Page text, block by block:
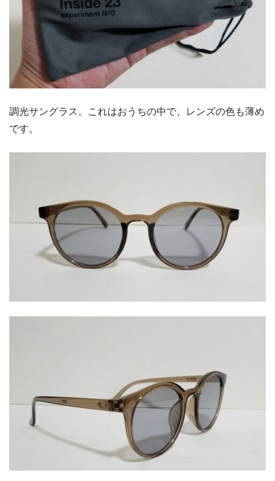
調光サングラス。これはおうちの中で、レンズの色も薄め
です。